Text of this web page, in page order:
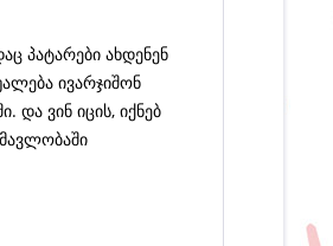
პატარები ახდენენ
ივარჯიშონ
და ვინ იცის, იქნებ